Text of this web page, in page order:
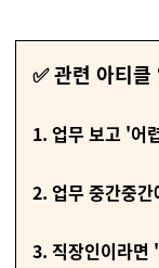
✅ 관련 아티클
1. 업무 보고 '어
2. 업무 중간중
3. 직장인이라면